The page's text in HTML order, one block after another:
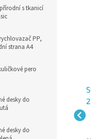
s tkanicí
PP,
strana A4
pero
desky do
desky do
2027 BSE7-
Skladem - expedice 2 prac.